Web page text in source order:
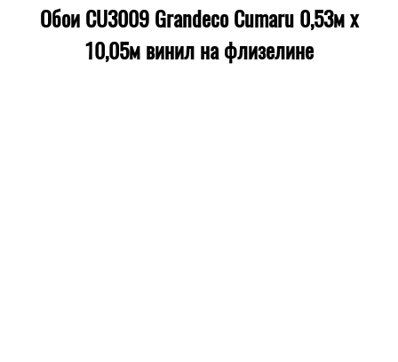
Обои CU3009 Grandeco Cumaru 0,53м x
10,05м винил на флизелине